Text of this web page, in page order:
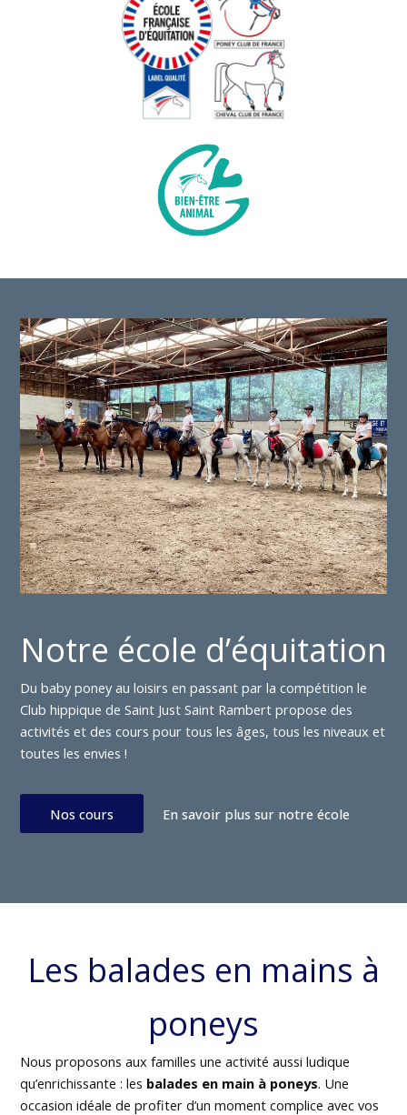
Notre école d’équitation
Du baby poney au loisirs en passant par la compétition le
Club hippique de Saint Just Saint Rambert propose des
activités et des cours pour tous les âges, tous les niveaux et
toutes les envies !
Nos cours En savoir plus sur notre école
Les balades en mains à
poneys
Nous proposons aux familles une activité aussi ludique
qu’enrichissante : les balades en main à poneys. Une
occasion idéale de profiter d’un moment complice avec vos